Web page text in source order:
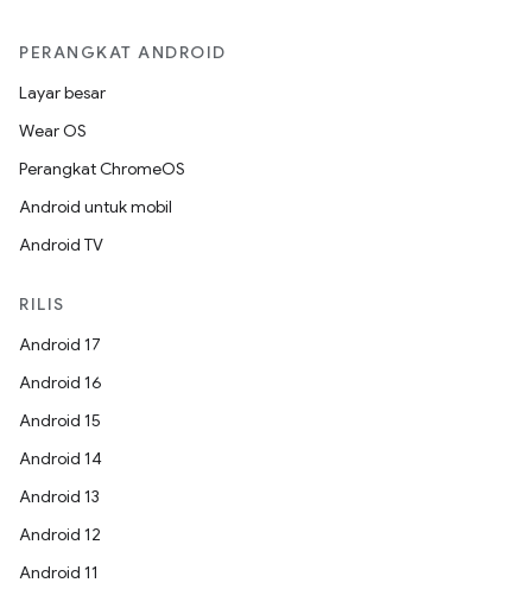
PERANGKAT ANDROID
Layar besar
Wear OS
Perangkat ChromeOS
Android untuk mobil
Android TV
RILIS
Android 17
Android 16
Android 15
Android 14
Android 13
Android 12
Android 11